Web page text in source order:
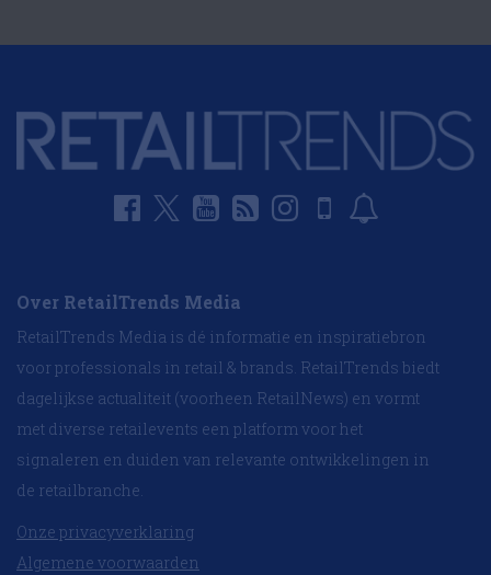
Over RetailTrends Media
RetailTrends Media is dé informatie en inspiratiebron
voor professionals in retail & brands. RetailTrends biedt
dagelijkse actualiteit (voorheen RetailNews) en vormt
met diverse retailevents een platform voor het
signaleren en duiden van relevante ontwikkelingen in
de retailbranche.
Onze privacyverklaring
Algemene voorwaarden